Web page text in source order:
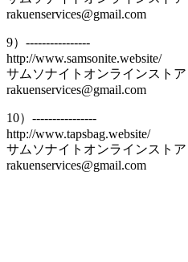
rakuenservices@gmail.com
9）----------------
http://www.samsonite.website/
サムソナイトオンラインスト
rakuenservices@gmail.com
10）----------------
http://www.tapsbag.website/
サムソナイトオンラインスト
rakuenservices@gmail.com